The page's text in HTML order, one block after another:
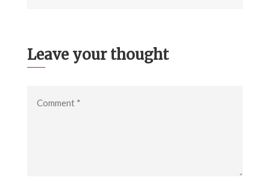
Leave your thought